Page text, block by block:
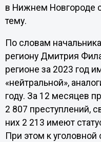
в Нижнем Новгороде
тему.
По словам
региону Дмитрия
регионе за 2023 год
«нейтральной»,
году. За 12 месяцев
2 807 преступлений,
них 2 213 имеют
При этом к уголовной